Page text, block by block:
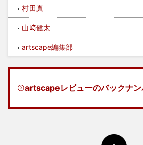
村田真
山﨑健太
artscape編集部
artscapeレビューのバックナン